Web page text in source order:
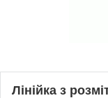
Лінійка з